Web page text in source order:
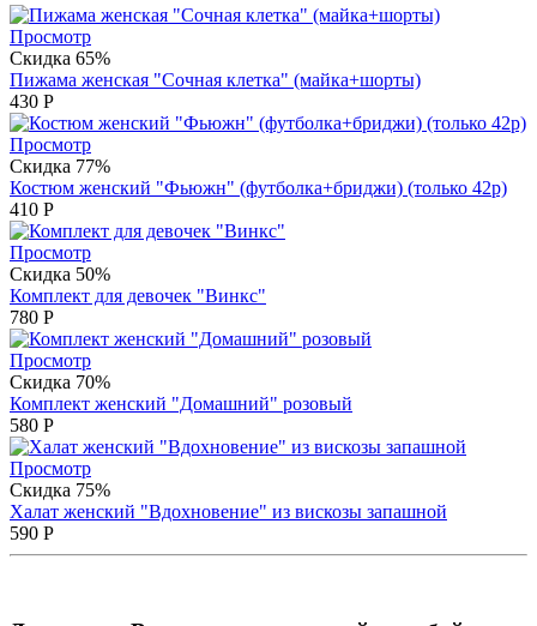
Просмотр
Скидка 65%
Пижама женская "Сочная клетка" (майка+шорты)
430 Р
Просмотр
Скидка 77%
Костюм женский "Фьюжн" (футболка+бриджи) (только 42р)
410 Р
Просмотр
Скидка 50%
Комплект для девочек "Винкс"
780 Р
Просмотр
Скидка 70%
Комплект женский "Домашний" розовый
580 Р
Просмотр
Скидка 75%
Халат женский "Вдохновение" из вискозы запашной
590 Р